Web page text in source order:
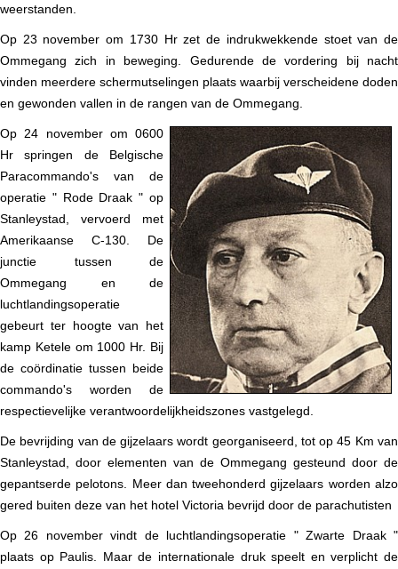
weerstanden.
Op 23 november om 1730 Hr zet de indrukwekkende stoet van de
Ommegang zich in beweging. Gedurende de vordering bij nacht
vinden meerdere schermutselingen plaats waarbij verscheidene doden
en gewonden vallen in de rangen van de Ommegang.
Op 24 november om 0600
Hr springen de Belgische
Paracommando's van de
operatie " Rode Draak " op
Stanleystad, vervoerd met
Amerikaanse C-130. De
junctie tussen de
Ommegang en de
luchtlandingsoperatie
gebeurt ter hoogte van het
kamp Ketele om 1000 Hr. Bij
de coördinatie tussen beide
commando's worden de
respectievelijke verantwoordelijkheidszones vastgelegd.
De bevrijding van de gijzelaars wordt georganiseerd, tot op 45 Km van
Stanleystad, door elementen van de Ommegang gesteund door de
gepantserde pelotons. Meer dan tweehonderd gijzelaars worden alzo
gered buiten deze van het hotel Victoria bevrijd door de parachutisten
Op 26 november vindt de luchtlandingsoperatie " Zwarte Draak "
plaats op Paulis. Maar de internationale druk speelt en verplicht de